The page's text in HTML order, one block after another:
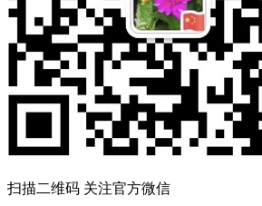
扫描二维码 关注官方微信